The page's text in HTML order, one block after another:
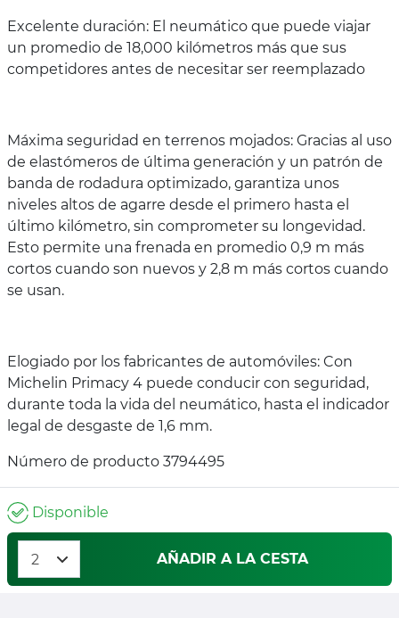
Excelente duración: El neumático que puede viajar
un promedio de 18,000 kilómetros más que sus
competidores antes de necesitar ser reemplazado
Máxima seguridad en terrenos mojados: Gracias al uso
de elastómeros de última generación y un patrón de
banda de rodadura optimizado, garantiza unos
niveles altos de agarre desde el primero hasta el
último kilómetro, sin comprometer su longevidad.
Esto permite una frenada en promedio 0,9 m más
cortos cuando son nuevos y 2,8 m más cortos cuando
se usan.
Elogiado por los fabricantes de automóviles: Con
Michelin Primacy 4 puede conducir con seguridad,
durante toda la vida del neumático, hasta el indicador
legal de desgaste de 1,6 mm.
Número de producto 3794495
Disponible
AÑADIR A LA CESTA